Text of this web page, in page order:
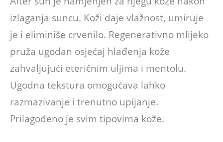
izlaganja suncu. Koži daje vlažnost, umiruje
je i eliminiše crvenilo. Regenerativno mlijeko
pruža ugodan osjećaj hlađenja kože
zahvaljujući eteričnim uljima i mentolu.
Ugodna tekstura omogućava lahko
razmazivanje i trenutno upijanje.
Prilagođeno je svim tipovima kože.